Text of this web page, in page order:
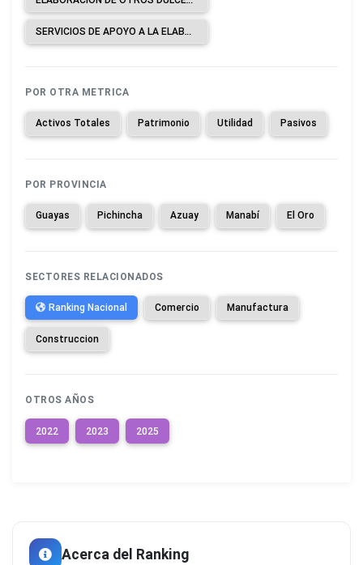
SERVICIOS DE APOYO A LA ELABORACIÓN DE CACAO, CHOCOLATE Y PRODUCTOS DE CONFITERÍA A CAMBIO DE UNA RETRIBUCIÓN O POR CONTRATO.
POR OTRA METRICA
Activos Totales Patrimonio Utilidad Pasivos
POR PROVINCIA
Guayas Pichincha Azuay Manabí El Oro
SECTORES RELACIONADOS
Ranking Nacional Comercio Manufactura
Construccion
OTROS AÑOS
2022 2023 2025
Acerca del Ranking